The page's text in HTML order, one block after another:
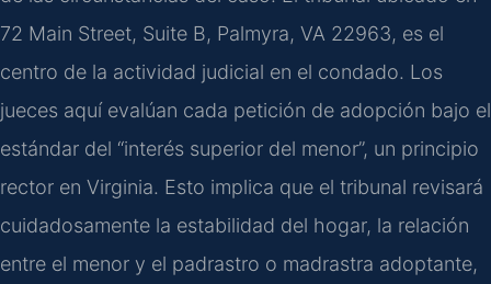
72 Main Street, Suite B, Palmyra, VA 22963, es el
centro de la actividad judicial en el condado. Los
jueces aquí evalúan cada petición de adopción bajo el
estándar del “interés superior del menor”, un principio
rector en Virginia. Esto implica que el tribunal revisará
cuidadosamente la estabilidad del hogar, la relación
entre el menor y el padrastro o madrastra adoptante,